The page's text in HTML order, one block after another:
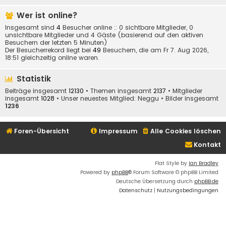
Wer ist online?
Insgesamt sind 4 Besucher online :: 0 sichtbare Mitglieder, 0
unsichtbare Mitglieder und 4 Gäste (basierend auf den aktiven
Besuchern der letzten 5 Minuten)
Der Besucherrekord liegt bei 49 Besuchern, die am Fr 7. Aug 2026,
18:51 gleichzeitig online waren.
Statistik
Beiträge insgesamt 12130 • Themen insgesamt 2137 • Mitglieder
insgesamt 1028 • Unser neuestes Mitglied: Neggu • Bilder insgesamt
1236
Foren-Übersicht Alle Cookies löschen
Impressum
Kontakt
Flat Style by Ian Bradley
Powered by phpBB® Forum Software © phpBB Limited
Deutsche Übersetzung durch phpBB.de
Datenschutz | Nutzungsbedingungen